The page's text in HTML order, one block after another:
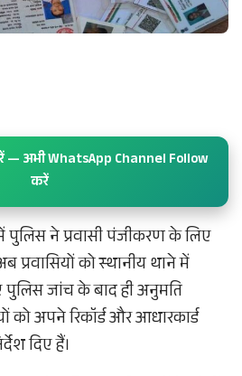
— अभी WhatsApp Channel Follow
करें
पुलिस ने प्रवासी पंजीकरण के लिए
को स्थानीय थाने में
जांच के बाद ही अनुमति
को अपने रिकॉर्ड और आधारकार्ड
दिए हैं।